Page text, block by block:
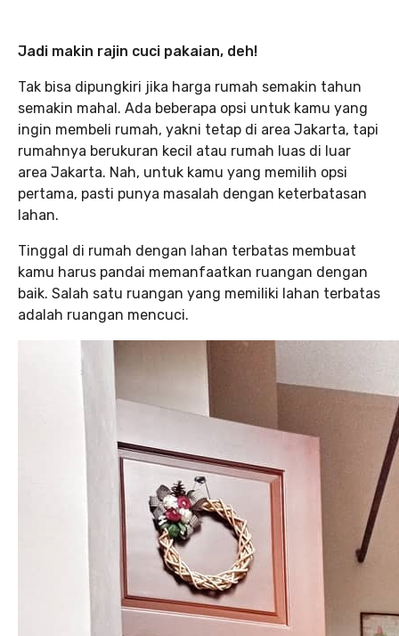
Jadi makin rajin cuci pakaian, deh!
Tak bisa dipungkiri jika harga rumah semakin tahun
semakin mahal. Ada beberapa opsi untuk kamu yang
ingin membeli rumah, yakni tetap di area Jakarta, tapi
rumahnya berukuran kecil atau rumah luas di luar
area Jakarta. Nah, untuk kamu yang memilih opsi
pertama, pasti punya masalah dengan keterbatasan
lahan.
Tinggal di rumah dengan lahan terbatas membuat
kamu harus pandai memanfaatkan ruangan dengan
baik. Salah satu ruangan yang memiliki lahan terbatas
adalah ruangan mencuci.